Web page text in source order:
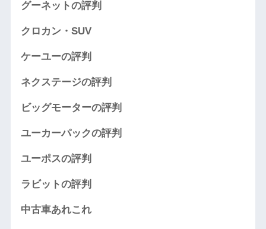
グーネットの評判
クロカン・SUV
ケーユーの評判
ネクステージの評判
ビッグモーターの評判
ユーカーパックの評判
ユーポスの評判
ラビットの評判
中古車あれこれ